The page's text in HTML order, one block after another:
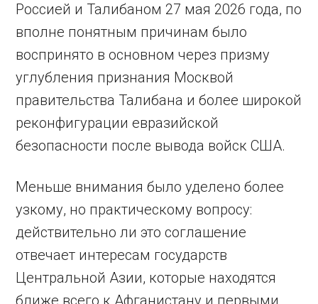
Россией и Талибаном 27 мая 2026 года, по
вполне понятным причинам было
воспринято в основном через призму
углубления признания Москвой
правительства Талибана и более широкой
реконфигурации евразийской
безопасности после вывода войск США.
Меньше внимания было уделено более
узкому, но практическому вопросу:
действительно ли это соглашение
отвечает интересам государств
Центральной Азии, которые находятся
ближе всего к Афганистану и первыми